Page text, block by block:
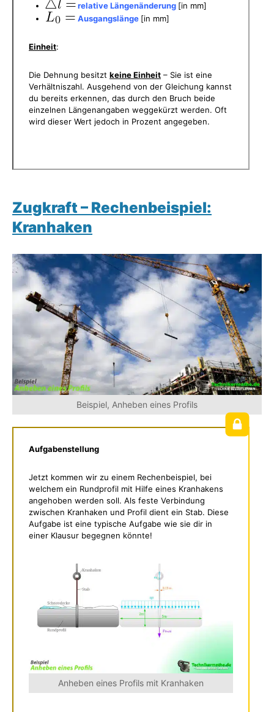
relative Längenänderung [in mm]
Ausgangslänge [in mm]
Einheit:
Die Dehnung besitzt keine Einheit – Sie ist eine
Verhältniszahl. Ausgehend von der Gleichung kannst
du bereits erkennen, das durch den Bruch beide
einzelnen Längenangaben weggekürzt werden. Oft
wird dieser Wert jedoch in Prozent angegeben.
Zugkraft – Rechenbeispiel:
Kranhaken
Beispiel, Anheben eines Profils
Aufgabenstellung
Jetzt kommen wir zu einem Rechenbeispiel, bei
welchem ein Rundprofil mit Hilfe eines Kranhakens
angehoben werden soll. Als feste Verbindung
zwischen Kranhaken und Profil dient ein Stab. Diese
Aufgabe ist eine typische Aufgabe wie sie dir in
einer Klausur begegnen könnte!
Anheben eines Profils mit Kranhaken